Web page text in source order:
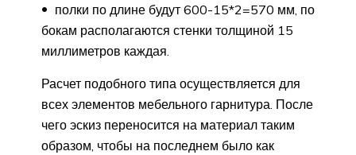
полки по длине будут 600-15*2=570 мм, по
бокам располагаются стенки толщиной 15
миллиметров каждая.
Расчет подобного типа осуществляется для
всех элементов мебельного гарнитура. После
чего эскиз переносится на материал таким
образом, чтобы на последнем было как